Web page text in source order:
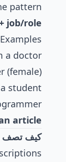
pattern:
job/role
Examples:
a doctor.
(female).
student.
article
كيف تصف